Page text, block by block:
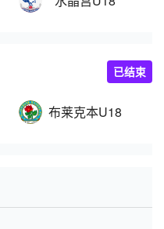
布莱克本U18
已结束